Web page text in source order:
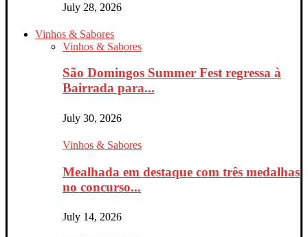
July 28, 2026
Vinhos & Sabores
Vinhos & Sabores
São Domingos Summer Fest regressa à
Bairrada para...
July 30, 2026
Vinhos & Sabores
Mealhada em destaque com três medalhas
no concurso...
July 14, 2026